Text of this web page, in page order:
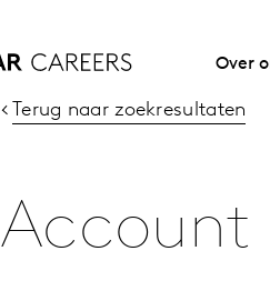
Over
Terug naar zoekresultaten
Account